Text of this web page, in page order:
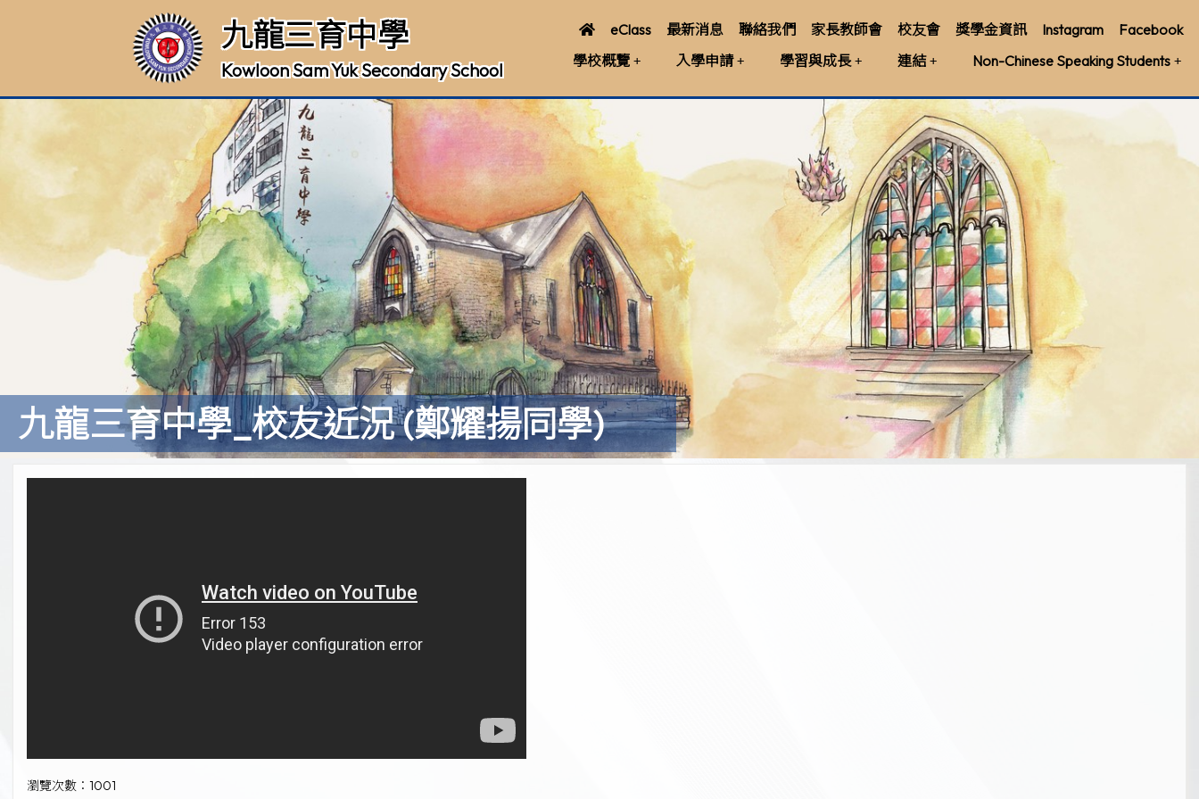
九龍三育中學
Kowloon Sam Yuk Secondary School
eClass 最新消息 聯絡我們 家長教師會 校友會 獎學金資訊 Instagram
Facebook
學校概覽
入學申請 學習與成長 連結 Non-Chinese Speaking Students
九龍三育中學_校友近況 (鄭耀揚同學)
瀏覽次數：1001